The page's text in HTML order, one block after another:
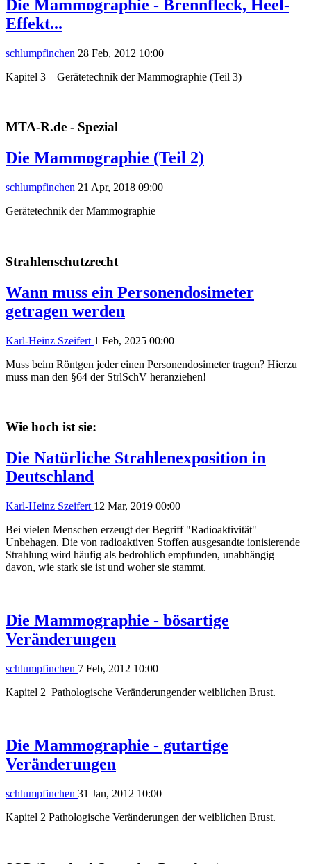
Die Mammographie - Brennfleck, Heel-
Effekt...
schlumpfinchen 28 Feb, 2012 10:00
Kapitel 3 – Gerätetechnik der Mammographie (Teil 3)
MTA-R.de - Spezial
Die Mammographie (Teil 2)
schlumpfinchen 21 Apr, 2018 09:00
Gerätetechnik der Mammographie
Strahlenschutzrecht
Wann muss ein Personendosimeter
getragen werden
Karl-Heinz Szeifert 1 Feb, 2025 00:00
Muss beim Röntgen jeder einen Personendosimeter tragen? Hierzu
muss man den §64 der StrlSchV heranziehen!
Wie hoch ist sie:
Die Natürliche Strahlenexposition in
Deutschland
Karl-Heinz Szeifert 12 Mar, 2019 00:00
Bei vielen Menschen erzeugt der Begriff "Radioaktivität"
Unbehagen. Die von radioaktiven Stoffen ausgesandte ionisierende
Strahlung wird häufig als bedrohlich empfunden, unabhängig
davon, wie stark sie ist und woher sie stammt.
Die Mammographie - bösartige
Veränderungen
schlumpfinchen 7 Feb, 2012 10:00
Kapitel 2 Pathologische Veränderungender weiblichen Brust.
Die Mammographie - gutartige
Veränderungen
schlumpfinchen 31 Jan, 2012 10:00
Kapitel 2 Pathologische Veränderungen der weiblichen Brust.